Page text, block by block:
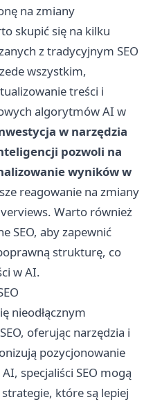
na zmiany
skupić się na kilku
z tradycyjnym SEO
wszystkim,
treści i
algorytmów AI w
w narzędzia
pozwoli na
wyników w
reagowanie na zmiany
Warto również
SEO, aby zapewnić
strukturę, co
w AI.
nieodłącznym
oferując narzędzia i
pozycjonowanie
specjaliści SEO mogą
które są lepiej